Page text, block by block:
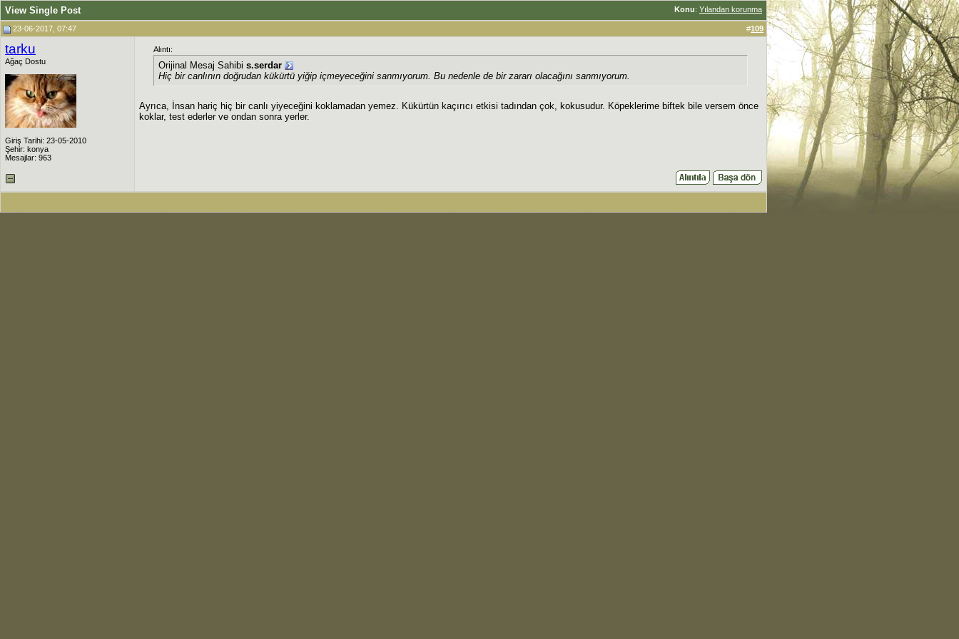
Konu: Yılandan korunma
View Single Post
23-06-2017, 07:47 #109
tarku
Ağaç Dostu
Giriş Tarihi: 23-05-2010
Şehir: konya
Mesajlar: 963
Alıntı:
Orijinal Mesaj Sahibis.serdar
Hiç bir canlının doğrudan kükürtü yiğip içmeyeceğini sanmıyorum. Bu nedenle de bir zararı olacağını sanmıyorum.
Ayrıca, İnsan hariç hiç bir canlı yiyeceğini koklamadan yemez. Kükürtün kaçırıcı etkisi tadından çok, kokusudur. Köpeklerime biftek bile versem önce
koklar, test ederler ve ondan sonra yerler.